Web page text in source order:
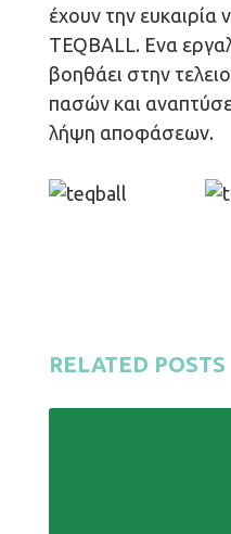
έχουν την ευκαιρία
TEQBALL. Ενα
βοηθάει στην
πασών και
λήψη αποφάσεων.
RELATED POSTS